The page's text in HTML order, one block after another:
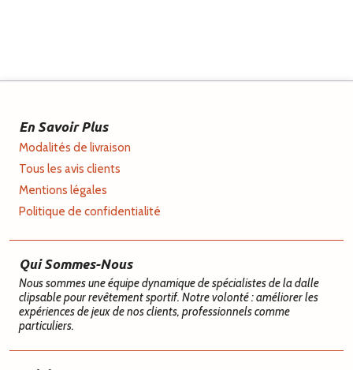
En Savoir Plus
Modalités de livraison
Tous les avis clients
Mentions légales
Politique de confidentialité
Qui Sommes-Nous
Nous sommes une équipe dynamique de spécialistes de la dalle
clipsable pour revêtement sportif. Notre volonté : améliorer les
expériences de jeux de nos clients, professionnels comme
particuliers.